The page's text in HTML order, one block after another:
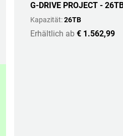
G-DRIVE PROJECT -
Kapazität:26TB
Erhältlich ab € 1.562,99